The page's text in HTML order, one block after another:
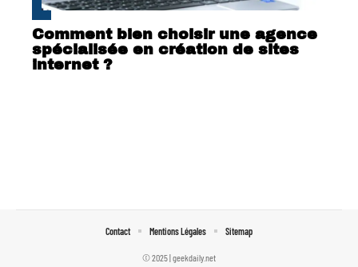
Comment bien choisir une agence
spécialisée en création de sites
internet ?
© 2025 | geekdaily.net
Contact Mentions Légales Sitemap